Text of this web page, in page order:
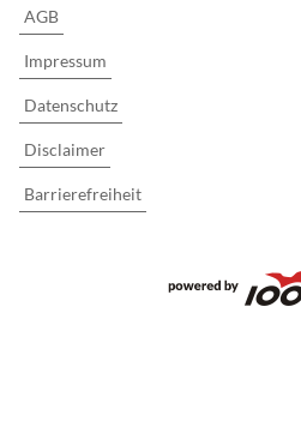
AGB
Impressum
Datenschutz
Disclaimer
Barrierefreiheit